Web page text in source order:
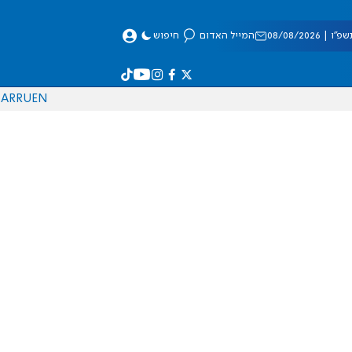
08/2026 המייל האדום חיפוש
EN
RU
AR